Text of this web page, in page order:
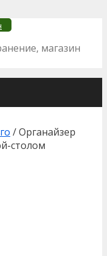
магазин
/ Органайзер
столом